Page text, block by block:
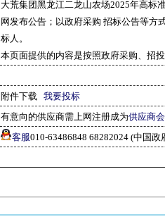
大荒集团黑龙江二龙山农场2025年高标
网发布公告；以政府采购 招标公告等方
标人。
本页面提供的内容是按照政府采购、招
附件下载 我要投标
有意向的供应商需上网注册成为供应商
客服010-63486848 68282024 (中国